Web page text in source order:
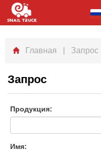
Главная | Запрос
Запрос
Продукция:
Имя: